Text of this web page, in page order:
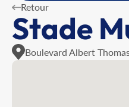
Retour
Stade
Boulevard Albert